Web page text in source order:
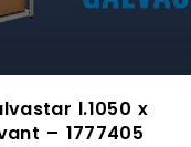
l.1050 x
– 1777405